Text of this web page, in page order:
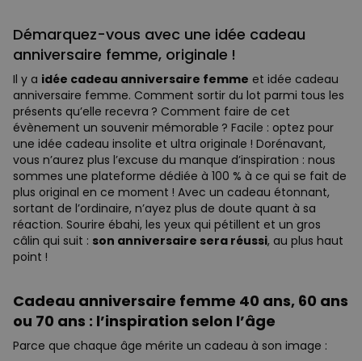
Démarquez-vous avec une idée cadeau
anniversaire femme, originale !
Il y a idée cadeau anniversaire femme et idée cadeau
anniversaire femme. Comment sortir du lot parmi tous les
présents qu’elle recevra ? Comment faire de cet
évènement un souvenir mémorable ? Facile : optez pour
une idée cadeau insolite et ultra originale ! Dorénavant,
vous n’aurez plus l’excuse du manque d’inspiration : nous
sommes une plateforme dédiée à 100 % à ce qui se fait de
plus original en ce moment ! Avec un cadeau étonnant,
sortant de l’ordinaire, n’ayez plus de doute quant à sa
réaction. Sourire ébahi, les yeux qui pétillent et un gros
câlin qui suit : son anniversaire sera réussi, au plus haut
point !
Cadeau anniversaire femme 40 ans, 60 ans
ou 70 ans : l’inspiration selon l’âge
Parce que chaque âge mérite un cadeau à son image :